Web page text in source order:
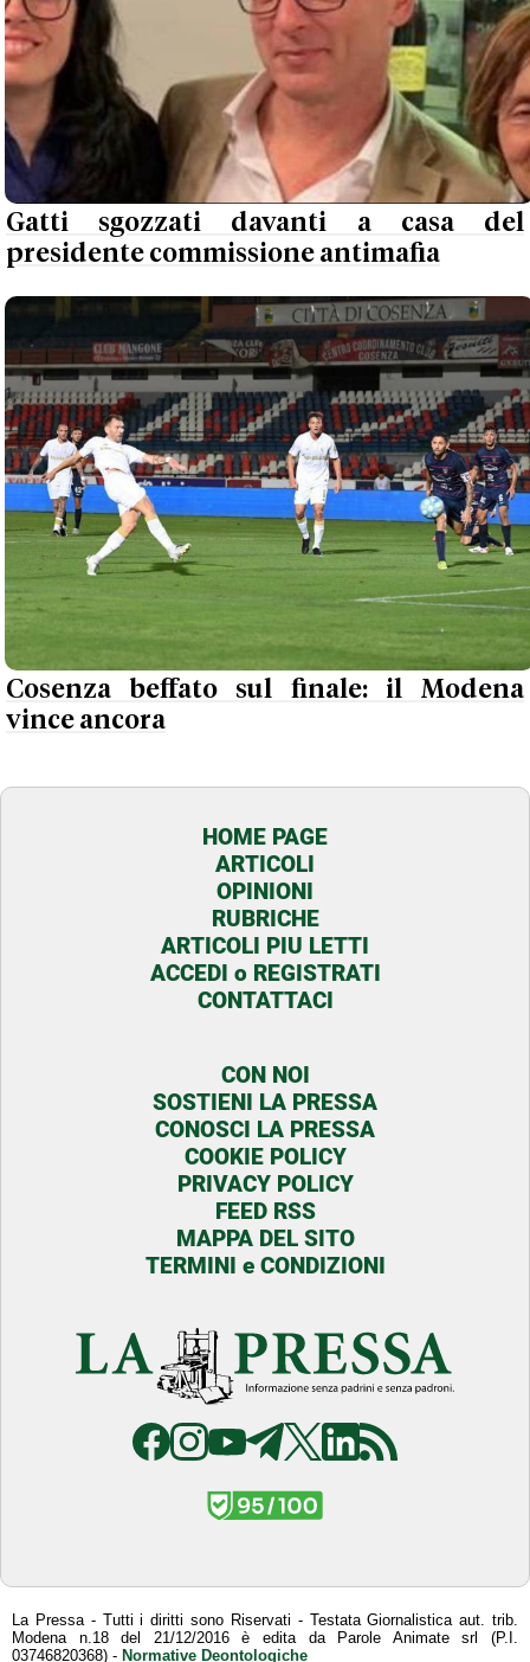
Gatti sgozzati davanti a casa del
presidente commissione antimafia
Cosenza beffato sul finale: il Modena
vince ancora
HOME PAGE
ARTICOLI
OPINIONI
RUBRICHE
ARTICOLI PIU LETTI
ACCEDI o REGISTRATI
CONTATTACI
CON NOI
SOSTIENI LA PRESSA
CONOSCI LA PRESSA
COOKIE POLICY
PRIVACY POLICY
FEED RSS
MAPPA DEL SITO
TERMINI e CONDIZIONI
La Pressa - Tutti i diritti sono Riservati - Testata Giornalistica aut. trib.
Modena n.18 del 21/12/2016 è edita da Parole Animate srl (P.I.
03746820368) - Normative Deontologiche